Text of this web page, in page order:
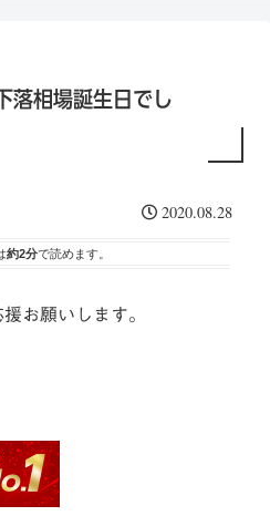
落相場誕生日でし
2020.08.28
約2分で読めます。
お願いします。